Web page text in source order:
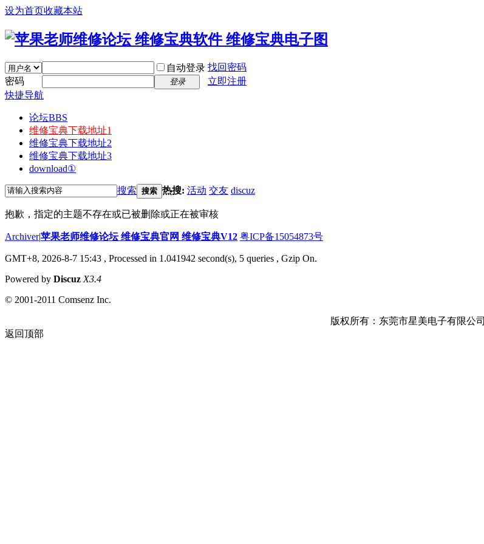
设为首页收藏本站
自动登录 找回密码
密码
登录
立即注册
快捷导航
论坛BBS
维修宝典下载地址1
维修宝典下载地址2
维修宝典下载地址3
download①
搜索 搜索 热搜: 活动 交友 discuz
抱歉，指定的主题不存在或已被删除或正在被审核
Archiver|苹果老师维修论坛 维修宝典官网 维修宝典V12 粤ICP备15054873号
GMT+8, 2026-8-7 15:43 , Processed in 1.041942 second(s), 5 queries , Gzip On.
Powered by Discuz X3.4
© 2001-2011 Comsenz Inc.
版权所有：东莞市星美电子有限公司
返回顶部